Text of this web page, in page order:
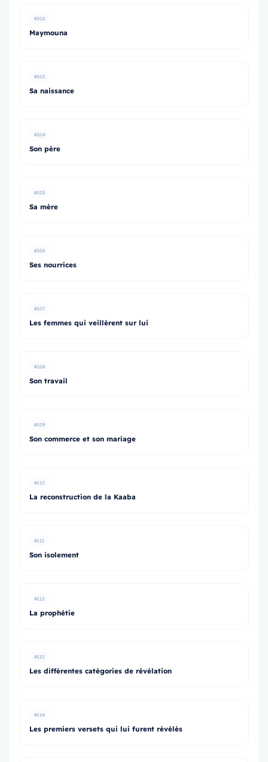
#102
Maymouna
#103
Sa naissance
#104
Son père
#105
Sa mère
#106
Ses nourrices
#107
Les femmes qui veillèrent sur lui
#108
Son travail
#109
Son commerce et son mariage
#110
La reconstruction de la Kaaba
#111
Son isolement
#112
La prophétie
#113
Les différentes catégories de révélation
#114
Les premiers versets qui lui furent révélés